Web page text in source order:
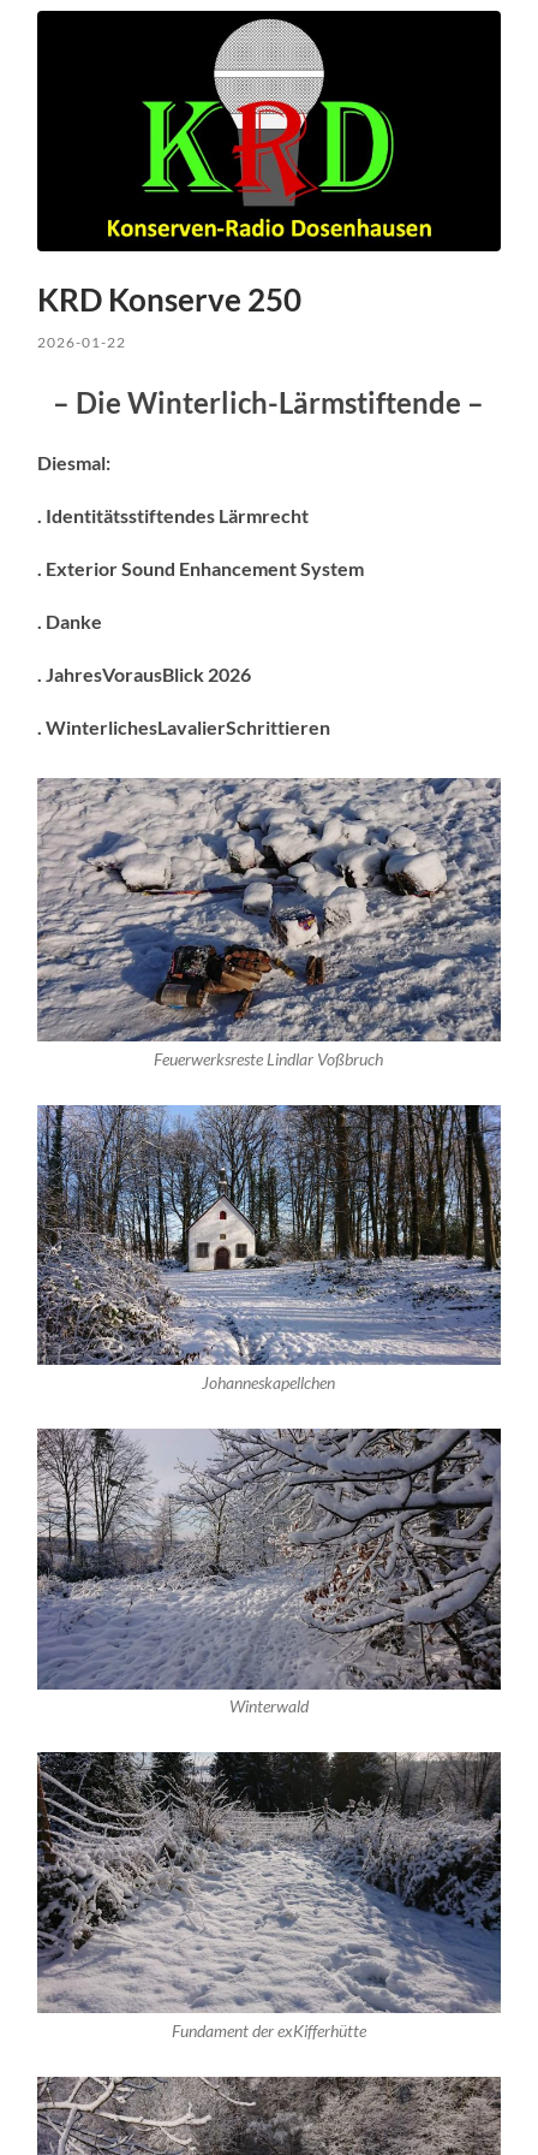
KRD Konserve 250
2026-01-22
– Die Winterlich-Lärmstiftende –
Diesmal:
. Identitätsstiftendes Lärmrecht
. Exterior Sound Enhancement System
. Danke
. JahresVorausBlick 2026
. WinterlichesLavalierSchrittieren
Feuerwerksreste Lindlar Voßbruch
Johanneskapellchen
Winterwald
Fundament der exKifferhütte